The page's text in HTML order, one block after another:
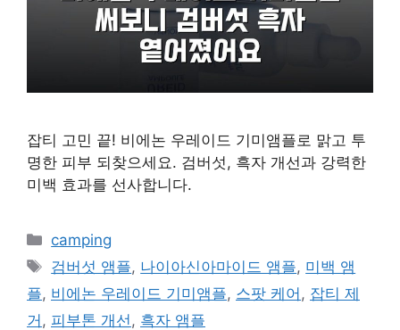
잡티 고민 끝! 비에논 우레이드 기미앰플로 맑고 투
명한 피부 되찾으세요. 검버섯, 흑자 개선과 강력한
미백 효과를 선사합니다.
카
테
고
리
camping
태
그
검버섯 앰플, 나이아신아마이드 앰플, 미백 앰
플, 비에논 우레이드 기미앰플, 스팟 케어 , 잡티 제
거 , 피부톤 개선 , 흑자 앰플